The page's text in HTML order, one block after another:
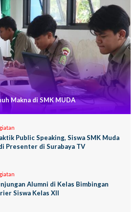
Makna di SMK MUDA
Public Speaking, Siswa SMK Muda
Presenter di Surabaya TV
Alumni di Kelas Bimbingan
Siswa Kelas XII